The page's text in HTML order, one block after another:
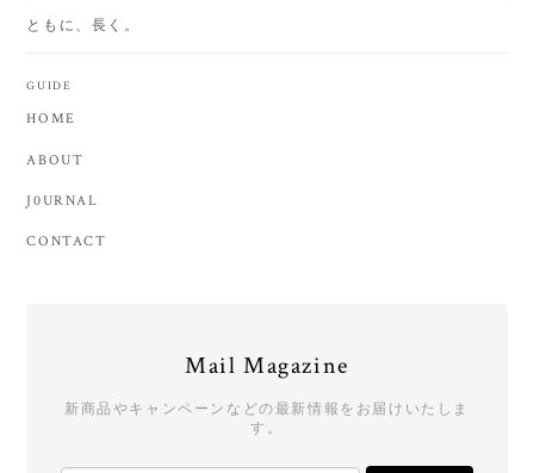
ともに、長く。
GUIDE
HOME
ABOUT
J0URNAL
CONTACT
Mail Magazine
新商品やキャンペーンなどの最新情報をお届けいたしま
す。